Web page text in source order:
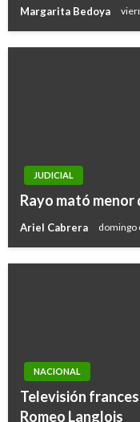
Margarita Bedoya
JUDICIAL
Rayo mató menor
Ariel Cabrera domingo
NACIONAL
Televisión
Romeo Langlois